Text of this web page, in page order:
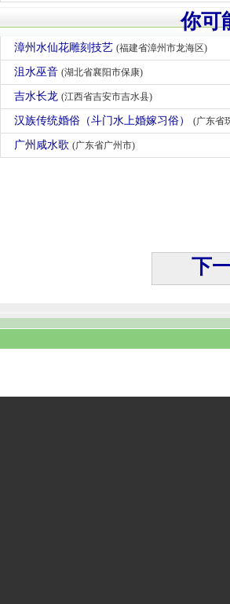
你可
漳州水仙花雕刻技艺 (福建省漳州市龙海区)
沮水巫音 (湖北省襄阳市保康)
吉水长龙 (江西省吉安市吉水县)
汉族传统婚俗（斗门水上婚嫁习俗） (广东省
广州咸水歌 (广东省广州市)
下